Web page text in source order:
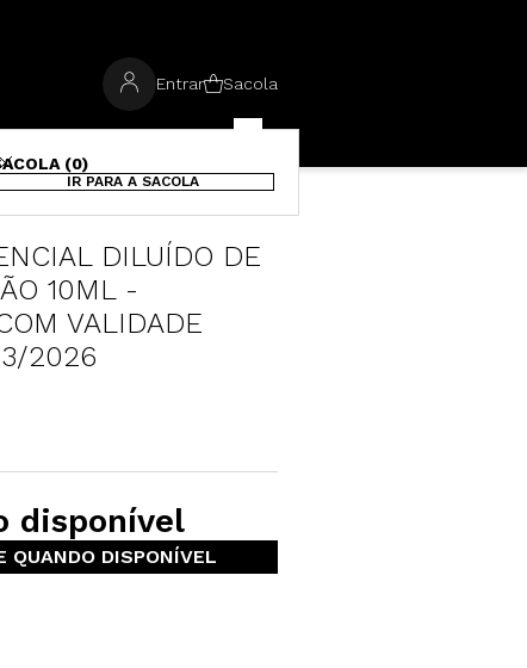
Entrar Sacola
(0)
IR PARA A SACOLA
validade próxima 03/2026
DILUÍDO DE
10ML -
VALIDADE
2026
disponível
QUANDO DISPONÍVEL